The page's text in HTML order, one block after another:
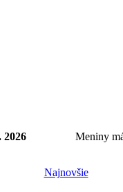
2026 Meniny
Najnovšie